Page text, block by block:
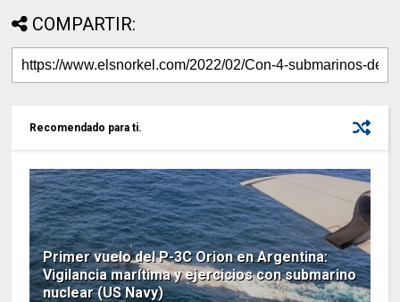
COMPARTIR:
Recomendado para ti.
Primer vuelo del P-3C Orion en Argentina:
Vigilancia marítima y ejercicios con submarino
nuclear (US Navy)